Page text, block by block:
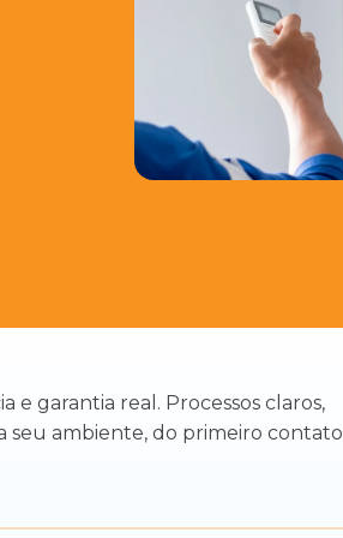
e garantia real. Processos claros,
seu ambiente, do primeiro contato